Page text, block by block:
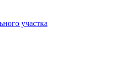
участка